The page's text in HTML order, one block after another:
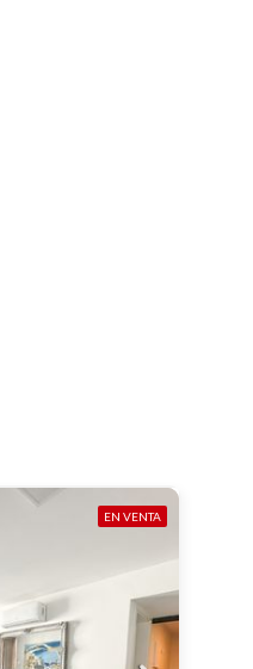
EN VENTA